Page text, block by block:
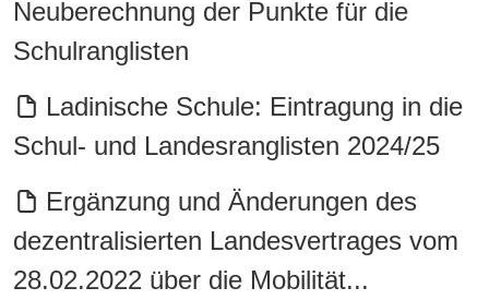
Neuberechnung der Punkte für die
Schulranglisten
Ladinische Schule: Eintragung in die
Schul- und Landesranglisten 2024/25
Ergänzung und Änderungen des
dezentralisierten Landesvertrages vom
28.02.2022 über die Mobilität...